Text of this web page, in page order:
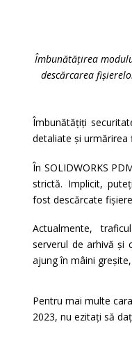
Îmbunătățirea
descărcarea
Îmbunătățiți
detaliate și urmărirea
În SOLIDWORKS
strictă. Implicit,
fost descărcate
Actualmente, t
serverul de arhivă și
ajung în mâini
Pentru mai multe
2023, nu ezitați să